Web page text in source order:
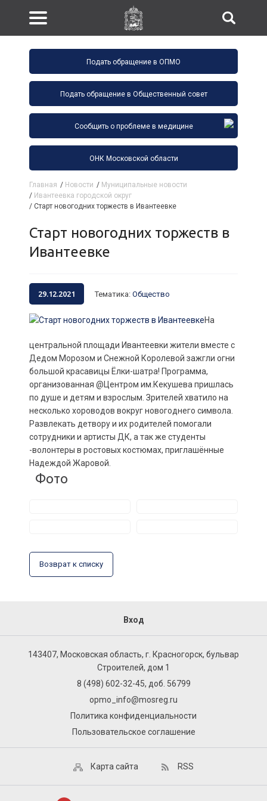
Подать обращение в ОПМО
Подать обращение в Общественный совет
Сообщить о проблеме в медицине
ОНК Московской области
Главная / Новости / Муниципальные новости
/ Ивантеевка городской округ
/ Старт новогодних торжеств в Ивантеевке
Старт новогодних торжеств в
Ивантеевке
29.12.2021 Тематика: Общество
На
центральной площади Ивантеевки жители вместе с
Дедом Морозом и Снежной Королевой зажгли огни
большой красавицы Ёлки-шатра! Программа,
организованная @Центром им.Кекушева пришлась
по душе и детям и взрослым. Зрителей хватило на
несколько хороводов вокруг новогоднего символа.
Развлекать детвору и их родителей помогали
сотрудники и артисты ДК, а так же студенты
-волонтеры в ростовых костюмах, приглашённые
Надеждой Жаровой.
Фото
Возврат к списку
Вход
143407, Московская область, г. Красногорск, бульвар
Строителей, дом 1
8 (498) 602-32-45, доб. 56799
opmo_info@mosreg.ru
Политика конфиденциальности
Пользовательское соглашение
Карта сайта RSS